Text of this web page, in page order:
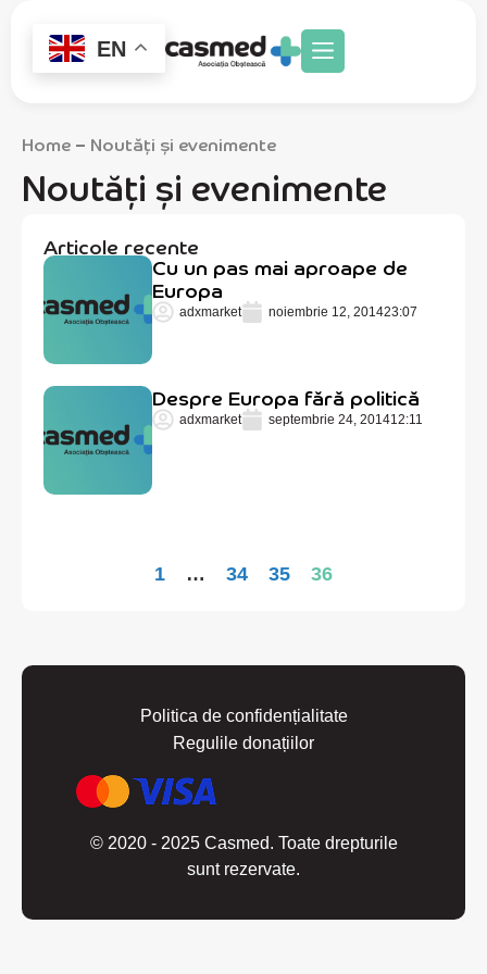
EN
Home – Noutăți și evenimente
Noutăți și evenimente
Articole recente
Cu un pas mai aproape de
Europa
adxmarket noiembrie 12, 201423:07
Despre Europa fără politică
adxmarket septembrie 24, 201412:11
1 … 34 35 36
© 2020 - 2025 Casmed. Toate drepturile
sunt rezervate.
Politica de confidențialitate
Regulile donațiilor